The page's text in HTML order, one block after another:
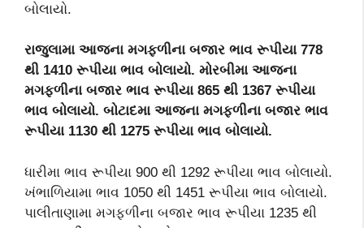
બોલાયો.
રાજુલામા આજના મગફળીના બજાર ભાવ રૂપીયા 778
થી 1410 રૂપીયા ભાવ બોલાયો. મોરબીમા આજના
મગફળીના બજાર ભાવ રૂપીયા 865 થી 1367 રૂપીયા
ભાવ બોલાયો. બોટાદમા આજના મગફળીના બજાર ભાવ
રૂપીયા 1130 થી 1275 રૂપીયા ભાવ બોલાયો.
ધારીમા ભાવ રૂપીયા 900 થી 1292 રૂપીયા ભાવ બોલાયો.
ખંભાળિયામા ભાવ 1050 થી 1451 રૂપીયા ભાવ બોલાયો.
પાલીતાણામા મગફળીના બજાર ભાવ રૂપીયા 1235 થી